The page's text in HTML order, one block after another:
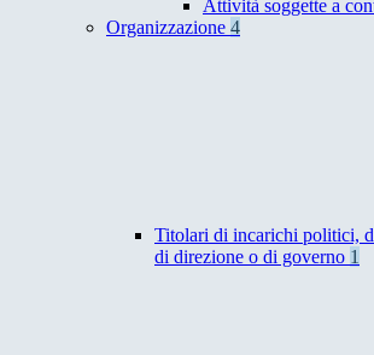
Attività soggette a
Organizzazione 4
Titolari di incarichi politici,
di direzione o di governo 1